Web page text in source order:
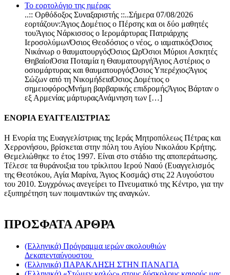
Το εορτολόγιο της ημέρας
..:: Ορθόδοξος Συναξαριστής ::..Σήμερα 07/08/2026
εορτάζουν:Άγιος Δομέτιος ο Πέρσης και οι δύο μαθητές
τουΆγιος Νάρκισσος ο Ιερομάρτυρας Πατριάρχης
ΙεροσολύμωνΌσιος Θεοδόσιος ο νέος, ο ιαματικόςΌσιος
Νικάνωρ ο θαυματουργόςΌσιος ΩρΌσιοι Μύριοι Ασκητές
ΘηβαίοιΌσια Ποταμία η ΘαυματουργήΆγιος Αστέριος ο
οσιομάρτυρας και θαυματουργόςΌσιος ΥπερέχιοςΆγιος
Σώζων από τη ΝικομήδειαΌσιος Δομέτιος ο
σημειοφόροςΜνήμη βαρβαρικής επιδρομήςΆγιος Βάρταν ο
εξ Αρμενίας μάρτυραςΑνάμνηση των […]
ΕΝΟΡΙΑ ΕΥΑΓΓΕΛΙΣΤΡΙΑΣ
Η Ενορία της Ευαγγελίστριας της Ιεράς Μητροπόλεως Πέτρας και
Χερρονήσου, βρίσκεται στην πόλη του Αγίου Νικολάου Κρήτης.
Θεμελιώθηκε το έτος 1997. Είναι στο στάδιο της αποπεράτωσης.
Τέλεσε τα θυράνοιξια του τρίκλιτου Ιερού Ναού (Ευαγγελισμός
της Θεοτόκου, Αγία Μαρίνα, Άγιος Κοσμάς) στις 22 Αυγούστου
του 2010. Συγχρόνως ανεγείρει το Πνευματικό της Κέντρο, για την
εξυπηρέτηση των ποιμαντικών της αναγκών.
ΠΡΟΣΦΑΤΑ ΑΡΘΡΑ
(Ελληνικά) Πρόγραμμα ιερών ακολουθιών
Δεκαπενταύγουστου
(Ελληνικά) ΠΑΡΑΚΛΗΣΗ ΣΤΗΝ ΠΑΝΑΓΙΑ